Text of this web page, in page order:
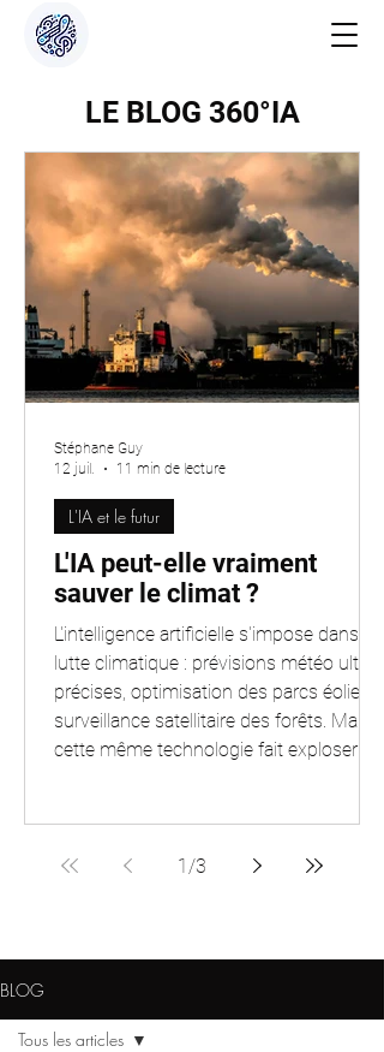
LE BLOG 360°IA
L'IA peut-elle vraiment
sauver le climat ?
L'intelligence artificielle s'impose dans la
lutte climatique : prévisions météo ultra-
précises, optimisation des parcs éoliens,
surveillance satellitaire des forêts. Mais
cette même technologie fait exploser la
deux faces de la médaille, sources
L'IA et le futur
Stéphane Guy
12 juil.
11 min de lecture
1 /3
BLOG
Tous les articles